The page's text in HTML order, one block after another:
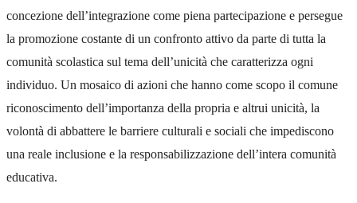
concezione dell’integrazione come piena partecipazione e persegue
la promozione costante di un confronto attivo da parte di tutta la
comunità scolastica sul tema dell’unicità che caratterizza ogni
individuo. Un mosaico di azioni che hanno come scopo il comune
riconoscimento dell’importanza della propria e altrui unicità, la
volontà di abbattere le barriere culturali e sociali che impediscono
una reale inclusione e la responsabilizzazione dell’intera comunità
educativa.